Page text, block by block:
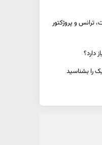
ترانس و پروژکتور
دارد؟
را بشناسید